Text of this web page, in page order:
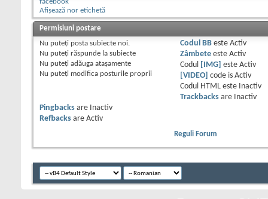
Afișează nor etichetă
Permisiuni postare
Nu puteţi posta subiecte noi.
Nu puteţi răspunde la subiecte
Nu puteţi adăuga ataşamente
Nu puteţi modifica posturile proprii
Codul BBeste Activ
Zâmbeteeste Activ
Codul
[IMG] este Activ
[VIDEO] code is Activ
Codul HTML este
Inactiv
Trackbacksare
Inactiv
Pingbacks are
Inactiv
Refbacks are Activ
Reguli Forum